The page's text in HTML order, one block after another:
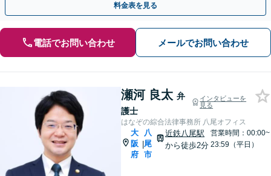
料金表を見る
電話でお問い合わせ メールでお問い合わせ
瀬河 良太 弁
護士
インタビューを
見る
はなぞの綜合法律事務所 八尾オフィス
大
阪
府
|
八
尾
市
近鉄八尾駅
から徒歩2分
営業時間：00:00~
23:59（平日）